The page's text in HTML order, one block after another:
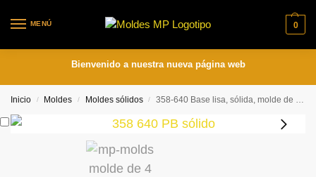
MENÚ 0
Bienvenido a nuestra nueva página web
Inicio / Moldes / Moldes sólidos / 358-640 Base lisa, sólida, molde de 4 cavidades